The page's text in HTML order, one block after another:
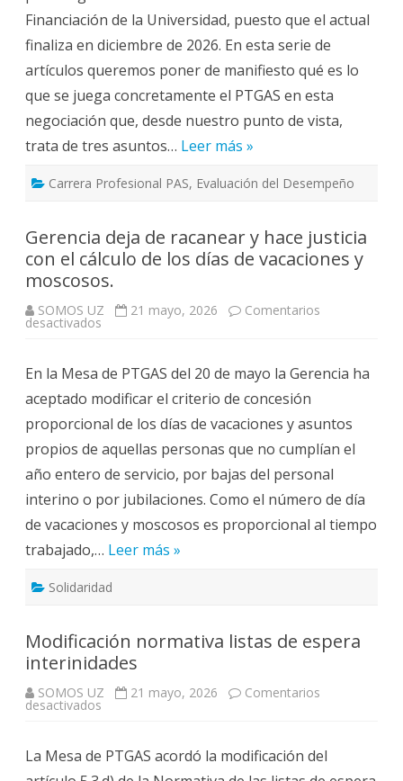
de
la
Carrera
a
la
DGA
Financiación de la Universidad, puesto que el actual
finaliza en diciembre de 2026. En esta serie de
artículos queremos poner de manifiesto qué es lo
que se juega concretamente el PTGAS en esta
negociación que, desde nuestro punto de vista,
trata de tres asuntos… Leer más »
Carrera Profesional PAS, Evaluación del Desempeño
Gerencia deja de racanear y hace justicia
con el cálculo de los días de vacaciones y
moscosos.
SOMOS UZ 21 mayo, 2026 Comentarios
desactivados
racanear
y
hace
justicia
con
el
cálculo
de
los
días
de
vacaciones
y
moscosos.
En la Mesa de PTGAS del 20 de mayo la Gerencia ha
aceptado modificar el criterio de concesión
proporcional de los días de vacaciones y asuntos
propios de aquellas personas que no cumplían el
año entero de servicio, por bajas del personal
interino o por jubilaciones. Como el número de día
de vacaciones y moscosos es proporcional al tiempo
trabajado,… Leer más »
Solidaridad
Modificación normativa listas de espera
interinidades
SOMOS UZ 21 mayo, 2026 Comentarios
desactivados
de
espera
La Mesa de PTGAS acordó la modificación del